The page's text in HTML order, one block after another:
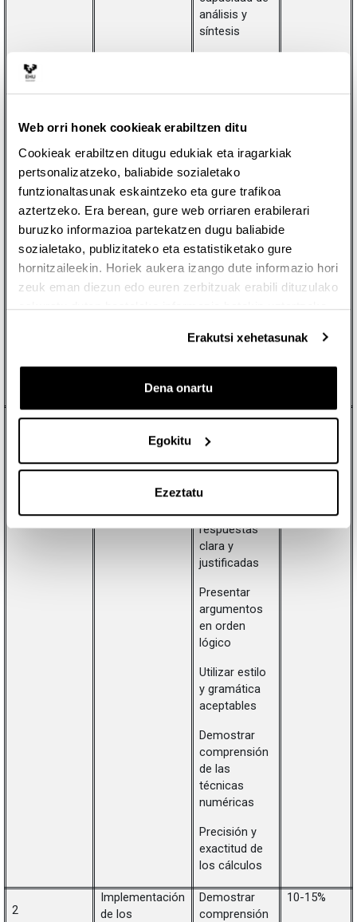
Web orri honek cookieak erabiltzen ditu
Cookieak erabiltzen ditugu edukiak eta iragarkiak
pertsonalizatzeko, baliabide sozialetako
funtzionaltasunak eskaintzeko eta gure trafikoa
aztertzeko. Era berean, gure web orriaren erabilerari
buruzko informazioa partekatzen dugu baliabide
sozialetako, publizitateko eta estatistiketako gure
hornitzaileekin. Horiek aukera izango dute informazio hori
zeuk eman diezun edo euren zerbitzuak erabili dituzulako
eskuratu duten bestelako informazio batekin uztartzeko.
Erakutsi xehetasunak
Dena onartu
Egokitu
Ezeztatu
análisis y
síntesis
aprender de
autónoma
técnicas
Demostrar
desenvoltura
adecuada
durante la
exposición
Usar lenguaje
Actitud activa
clases
expositivas
Resolución
escrita de
problemas
Demostrar
de las
cuestiones
Plantear
respuestas
clara y
justificadas
Presentar
argumentos
en orden
lógico
Utilizar estilo
y gramática
aceptables
Demostrar
comprensión
de las
técnicas
numéricas
Precisión y
exactitud de
los cálculos
20%
2
Implementación
de los
Demostrar
comprensión
10-15%